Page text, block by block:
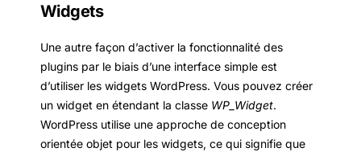
Widgets
Une autre façon d’activer la fonctionnalité des
plugins par le biais d’une interface simple est
d’utiliser les widgets WordPress. Vous pouvez créer
un widget en étendant la classe WP_Widget.
WordPress utilise une approche de conception
orientée objet pour les widgets, ce qui signifie que